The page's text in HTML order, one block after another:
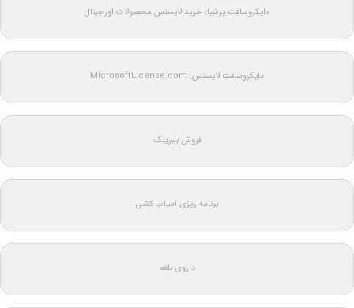
مایکروسافت پرشیا: خرید لایسنس محصولات اورجینال
مایکروسافت لایسنس: MicrosoftLicense.com
فروش بلبرینگ
برنامه ریزی اسباب کشی
داروی بلغم